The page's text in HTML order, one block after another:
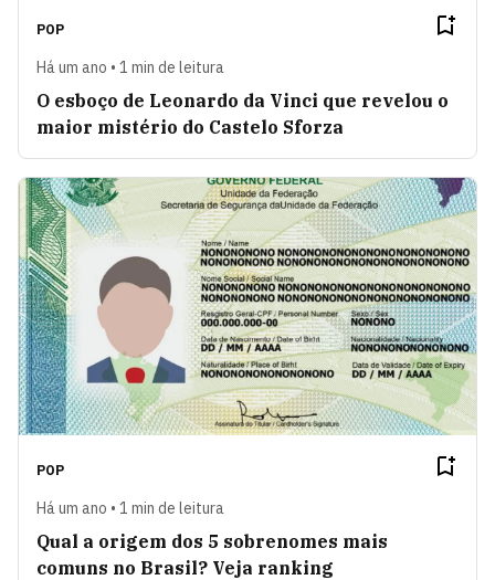
POP
Há um ano • 1 min de leitura
O esboço de Leonardo da Vinci que revelou o
maior mistério do Castelo Sforza
POP
Há um ano • 1 min de leitura
Qual a origem dos 5 sobrenomes mais
comuns no Brasil? Veja ranking